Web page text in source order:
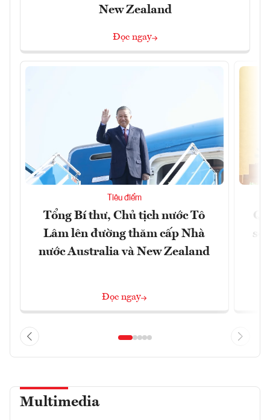
New Zealand
Đọc ngay
Tiêu điểm
Tổng Bí thư, Chủ tịch nước Tô
Lâm lên đường thăm cấp Nhà
nước Australia và New Zealand
Đọc ngay
Multimedia